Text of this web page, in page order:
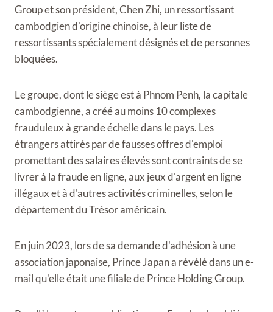
Group et son président, Chen Zhi, un ressortissant
cambodgien d'origine chinoise, à leur liste de
ressortissants spécialement désignés et de personnes
bloquées.
Le groupe, dont le siège est à Phnom Penh, la capitale
cambodgienne, a créé au moins 10 complexes
frauduleux à grande échelle dans le pays. Les
étrangers attirés par de fausses offres d'emploi
promettant des salaires élevés sont contraints de se
livrer à la fraude en ligne, aux jeux d'argent en ligne
illégaux et à d'autres activités criminelles, selon le
département du Trésor américain.
En juin 2023, lors de sa demande d'adhésion à une
association japonaise, Prince Japan a révélé dans un e-
mail qu'elle était une filiale de Prince Holding Group.